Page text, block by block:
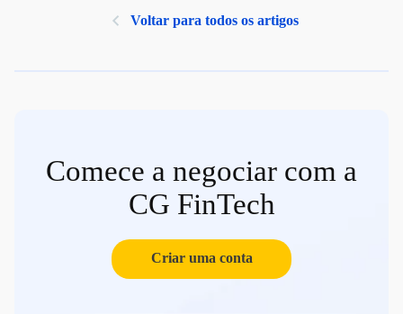
Voltar para todos os artigos
Comece a negociar com a
CG FinTech
Criar uma conta